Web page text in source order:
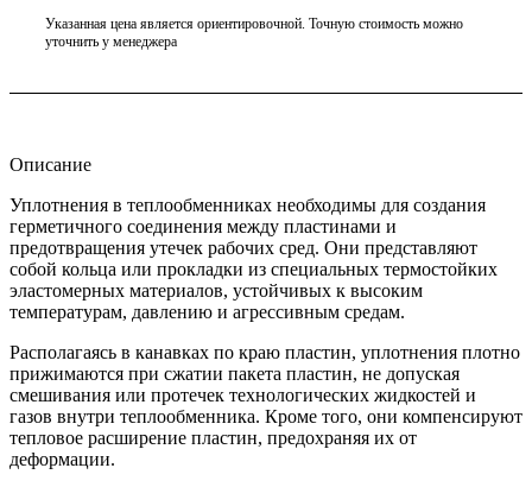
Указанная цена является ориентировочной. Точную стоимость можно
уточнить у менеджера
Описание
Уплотнения в теплообменниках необходимы для создания
герметичного соединения между пластинами и
предотвращения утечек рабочих сред. Они представляют
собой кольца или прокладки из специальных термостойких
эластомерных материалов, устойчивых к высоким
температурам, давлению и агрессивным средам.
Располагаясь в канавках по краю пластин, уплотнения плотно
прижимаются при сжатии пакета пластин, не допуская
смешивания или протечек технологических жидкостей и
газов внутри теплообменника. Кроме того, они компенсируют
тепловое расширение пластин, предохраняя их от
деформации.